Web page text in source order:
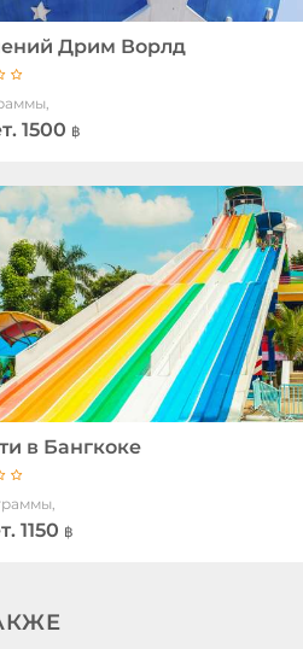
Дрим Ворлд
1500 ฿
в Бангкоке
1150 ฿